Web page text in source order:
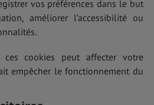
vos préférences dans le but
améliorer l’accessibilité ou
cookies peut affecter votre
empêcher le fonctionnement du